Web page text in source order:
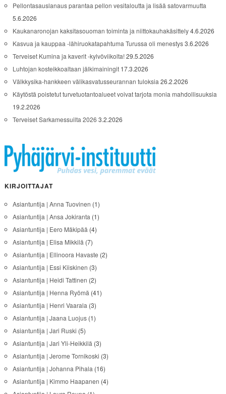
Pellontasauslanaus parantaa pellon vesitaloutta ja lisää satovarmuutta
5.6.2026
Kaukanaronojan kaksitasouoman toiminta ja niittokauhakäsittely4.6.2026
Kasvua ja kauppaa -lähiruokatapahtuma Turussa oli menestys3.6.2026
Terveiset Kumina ja kaverit -kylvöviikolta!29.5.2026
Luhtojan kosteikkoaltaan jälkimainingit 17.3.2026
Välkkysika-hankkeen välikasvatusseurannan tuloksia 26.2.2026
Käytöstä poistetut turvetuotantoalueet voivat tarjota monia mahdollisuuksia
19.2.2026
Terveiset Sarkamessuilta 2026 3.2.2026
KIRJOITTAJAT
Asiantuntija | Anna Tuovinen (1)
Asiantuntija | Ansa Jokiranta (1)
Asiantuntija | Eero Mäkipää (4)
Asiantuntija | Elisa Mikkilä (7)
Asiantuntija | Ellinoora Havaste (2)
Asiantuntija | Essi Kiiskinen (3)
Asiantuntija | Heidi Tattinen (2)
Asiantuntija | Henna Ryömä (41)
Asiantuntija | Henri Vaarala (3)
Asiantuntija | Jaana Luojus(1)
Asiantuntija | Jari Ruski (5)
Asiantuntija | Jari Yli-Heikkilä (3)
Asiantuntija | Jerome Tornikoski (3)
Asiantuntija | Johanna Pihala (16)
Asiantuntija | Kimmo Haapanen (4)